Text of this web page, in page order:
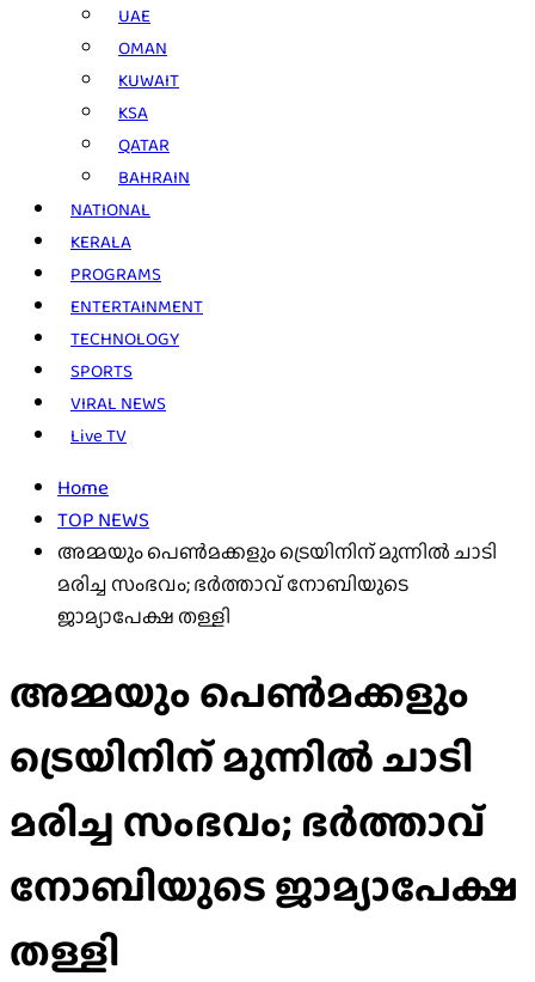
UAE
OMAN
KUWAIT
KSA
QATAR
BAHRAIN
NATIONAL
KERALA
PROGRAMS
ENTERTAINMENT
TECHNOLOGY
SPORTS
VIRAL NEWS
Live TV
Home
TOP NEWS
അമ്മയും പെൺമക്കളും ട്രെയിനിന് മുന്നിൽ ചാടി
മരിച്ച സംഭവം; ഭർത്താവ് നോബിയുടെ
ജാമ്യാപേക്ഷ തള്ളി
അമ്മയും പെൺമക്കളും
ട്രെയിനിന് മുന്നിൽ ചാടി
മരിച്ച സംഭവം; ഭർത്താവ്
നോബിയുടെ ജാമ്യാപേക്ഷ
തള്ളി